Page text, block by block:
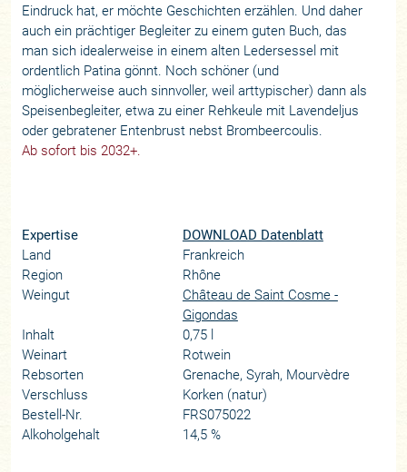
Eindruck hat, er möchte Geschichten erzählen. Und daher
auch ein prächtiger Begleiter zu einem guten Buch, das
man sich idealerweise in einem alten Ledersessel mit
ordentlich Patina gönnt. Noch schöner (und
möglicherweise auch sinnvoller, weil arttypischer) dann als
Speisenbegleiter, etwa zu einer Rehkeule mit Lavendeljus
oder gebratener Entenbrust nebst Brombeercoulis.
Ab sofort bis 2032+.
Expertise
DOWNLOAD Datenblatt
Land
Frankreich
Region
Rhône
Weingut
Château de Saint Cosme -
Gigondas
Inhalt
0,75 l
Weinart
Rotwein
Rebsorten
Grenache, Syrah, Mourvèdre
Verschluss
Korken (natur)
Bestell-Nr.
FRS075022
Alkoholgehalt
14,5 %